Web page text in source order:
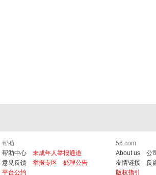
帮助
帮助中心
未成年人举报通道
意见反馈
举报专区
处理公告
平台公约
56.com
About us
公
友情链接
反
版权指引